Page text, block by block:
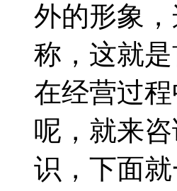
外的形象
称，这就
在经营过
呢，就来
识，下面